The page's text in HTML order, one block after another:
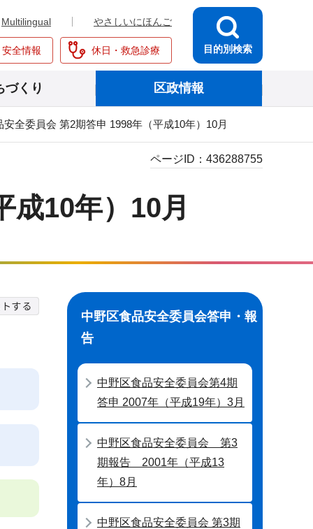
Multilingual やさしいにほんご
全情報 休日・救急診療 目的別検索
づくり 区政情報
安全委員会 第2期答申 1998年（平成10年）10月
成10年）10月
ページID： 436288755
中野区食品安全委員会答申・報
告
中野区食品安全委員会第4期
答申 2007年（平成19年）3月
中野区食品安全委員会 第3
期報告 2001年（平成13
年）8月
中野区食品安全委員会 第3期